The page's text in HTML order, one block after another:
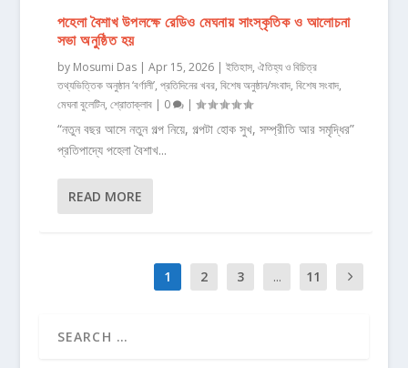
পহেলা বৈশাখ উপলক্ষে রেডিও মেঘনায় সাংস্কৃতিক ও আলোচনা
সভা অনুষ্ঠিত হয়
by Mosumi Das| Apr 15, 2026| ইতিহাস, ঐতিহ্য ও বিচিত্র
তথ্যভিত্তিক অনুষ্ঠান ‘বর্ণালী’, প্রতিদিনের খবর, বিশেষ অনুষ্ঠান/সংবাদ, বিশেষ সংবাদ,
মেঘনা বুলেটিন, শ্রোতাক্লাব| 0 |
“নতুন বছর আসে নতুন গল্প নিয়ে, গল্পটা হোক সুখ, সম্প্রীতি আর সমৃদ্ধির”
প্রতিপাদ্যে পহেলা বৈশাখ...
READ MORE
1 2 3 ... 11